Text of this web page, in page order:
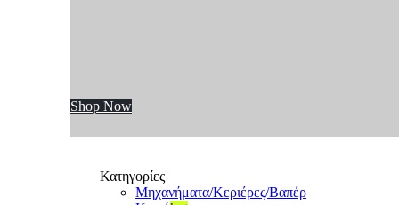
Shop Now
Κατηγορίες
Μηχανήματα/Κεριέρες/Βαπέρ